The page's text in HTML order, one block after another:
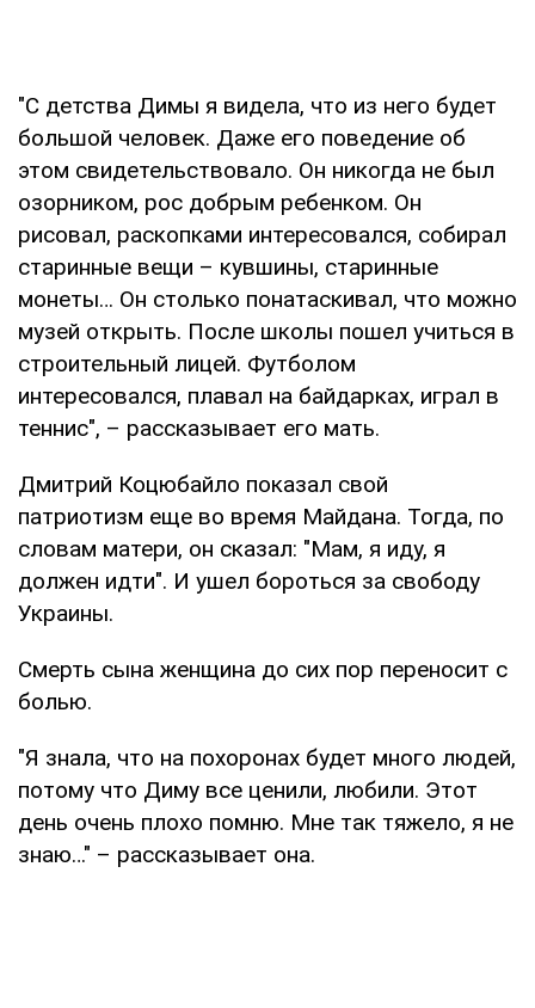
"С детства Димы я видела, что из него будет
большой человек. Даже его поведение об
этом свидетельствовало. Он никогда не был
озорником, рос добрым ребенком. Он
рисовал, раскопками интересовался, собирал
старинные вещи – кувшины, старинные
монеты… Он столько понатаскивал, что можно
музей открыть. После школы пошел учиться в
строительный лицей. Футболом
интересовался, плавал на байдарках, играл в
теннис", – рассказывает его мать.
Дмитрий Коцюбайло показал свой
патриотизм еще во время Майдана. Тогда, по
словам матери, он сказал: "Мам, я иду, я
должен идти". И ушел бороться за свободу
Украины.
Смерть сына женщина до сих пор переносит с
болью.
"Я знала, что на похоронах будет много людей,
потому что Диму все ценили, любили. Этот
день очень плохо помню. Мне так тяжело, я не
знаю…" – рассказывает она.